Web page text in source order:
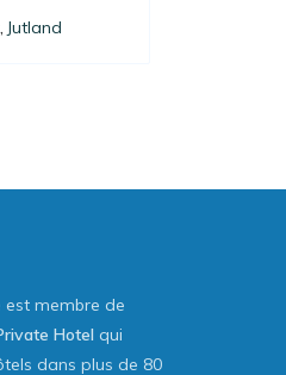
Jutland
est membre de
Hotel qui
dans plus de 80